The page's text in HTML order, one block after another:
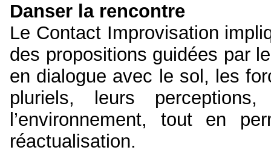
Danser la rencontre
Le Contact Improvisation
des propositions guidées par
en dialogue avec le sol, les
pluriels, leurs
l’environnement, tout en
réactualisation.